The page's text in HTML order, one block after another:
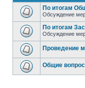
По итогам
Обсуждение
По итогам
Обсуждение
Проведение
Общие